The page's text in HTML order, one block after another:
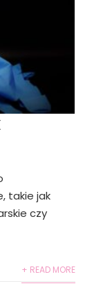
takie jak
czy
+ READ MORE